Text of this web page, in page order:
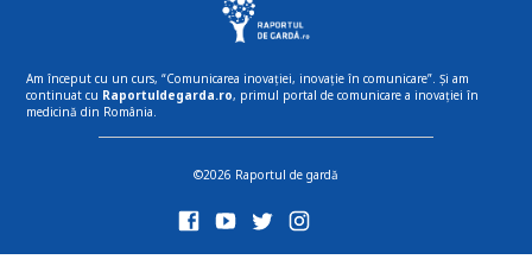
Am început cu un curs, “Comunicarea inovației, inovație în comunicare”. Și am
continuat cu Raportuldegarda.ro, primul portal de comunicare a inovației în
medicină din România.
©2026 Raportul de gardă